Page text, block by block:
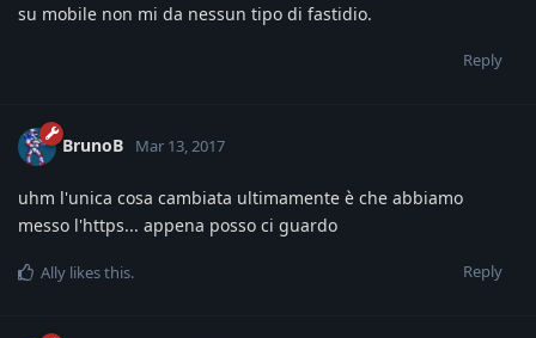
su mobile non mi da nessun tipo di fastidio.
Reply
BrunoB Mar 13, 2017
uhm l'unica cosa cambiata ultimamente è che abbiamo
messo l'https... appena posso ci guardo
Reply
Ally likes this.